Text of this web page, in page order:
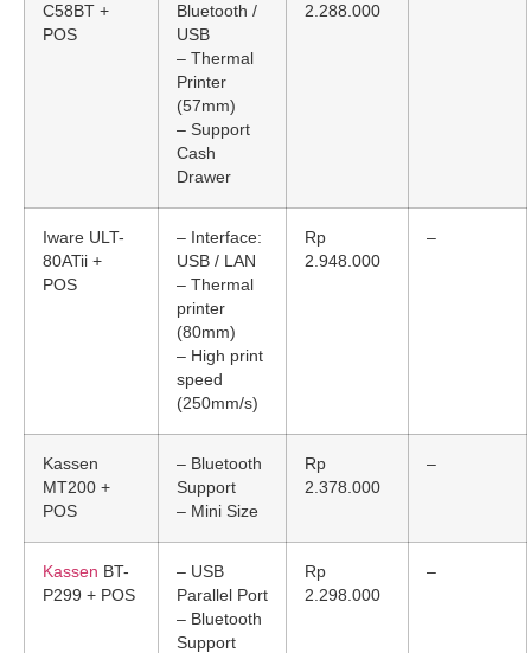
C58BT +
POS
Bluetooth /
USB
– Thermal
Printer
(57mm)
– Support
Cash
Drawer
2.288.000
Iware ULT-
80ATii +
POS
– Interface:
USB / LAN
– Thermal
printer
(80mm)
– High print
speed
(250mm/s)
Rp
2.948.000
–
Kassen
MT200 +
POS
– Bluetooth
Support
– Mini Size
Rp
2.378.000
–
Kassen BT-
P299 + POS
– USB
Parallel Port
– Bluetooth
Support
Rp
2.298.000
–